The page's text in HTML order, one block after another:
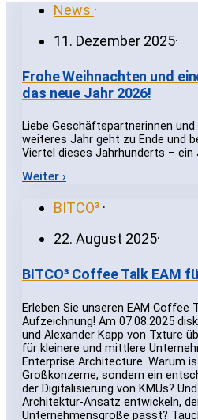
News ·
11. Dezember 2025·
Frohe Weihnachten und
das neue Jahr 2026!
Liebe Geschäftspartnerinnen
weiteres Jahr geht zu Ende und
Viertel dieses Jahrhunderts – ein
Weiter ›
BITCO³ ·
22. August 2025·
BITCO³ Coffee Talk EAM
Erleben Sie unseren EAM Coffee
Aufzeichnung! Am 07.08.2025
und Alexander Kapp von Txture
für kleinere und mittlere
Enterprise Architecture. Warum
Großkonzerne, sondern ein
der Digitalisierung von KMUs?
Architektur-Ansatz entwickeln,
Unternehmensgröße passt?